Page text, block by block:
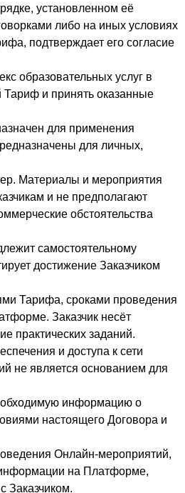
установленном её
либо на иных условиях
подтверждает его согласие
образовательных услуг в
и принять оказанные
для применения
для личных,
Материалы и мероприятия
и не предполагают
обстоятельства
самостоятельному
достижение Заказчиком
Тарифа, сроками проведения
Заказчик несёт
практических заданий.
и доступа к сети
не является основанием для
информацию о
настоящего Договора и
Онлайн-мероприятий,
на Платформе,
Заказчиком.